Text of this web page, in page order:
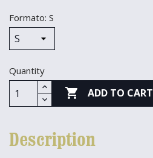
Formato: S
Quantity
 ADD TO CART
Description